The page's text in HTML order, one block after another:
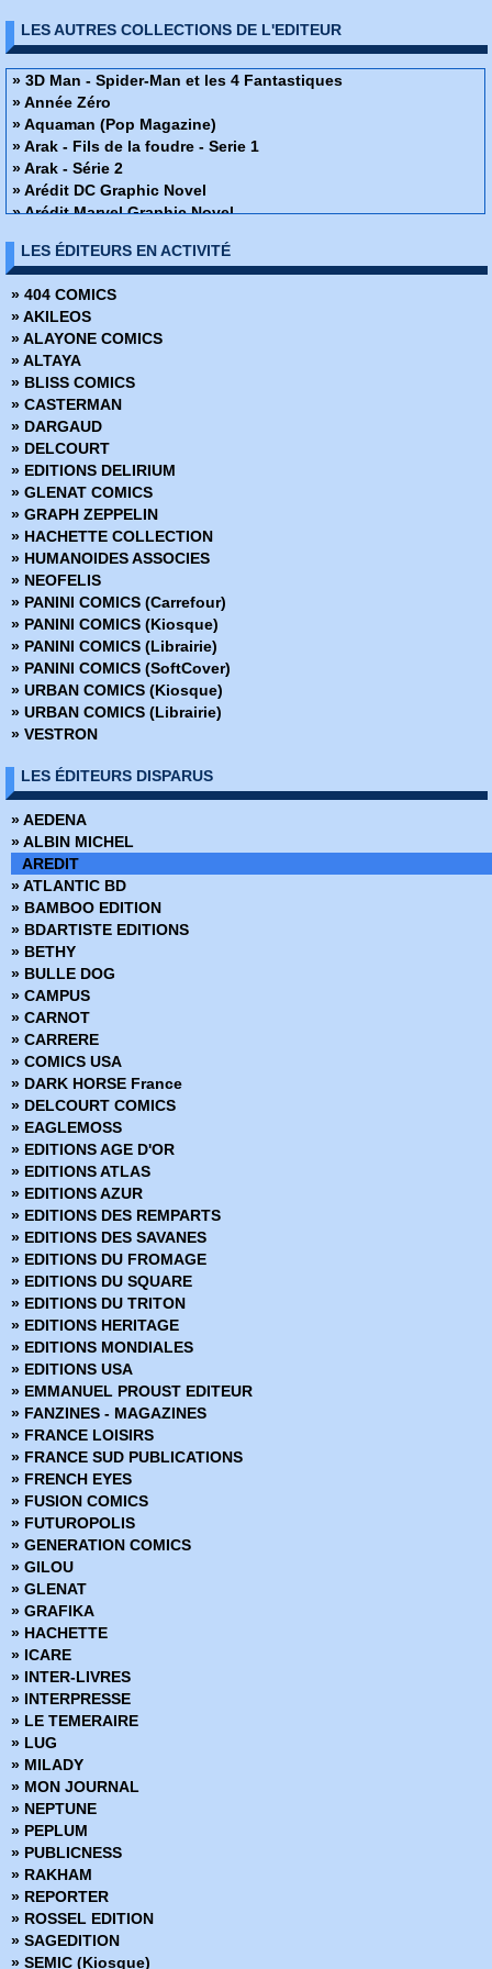
LES AUTRES COLLECTIONS DE L'EDITEUR
» 3D Man - Spider-Man et les 4 Fantastiques
» Année Zéro
» Aquaman (Pop Magazine)
» Arak - Fils de la foudre - Serie 1
» Arak - Série 2
» Arédit DC Graphic Novel
» Arédit Marvel Graphic Novel
» Artima Color Marvel Géant
» Atari Force
» Atom - Artima Color DC Géant
» Atom (Pop Magazine)
» Best of Marvel
» Bomba (Pop Magazine)
» Camelot 3000
» Captain Action (Pop Magazine)
» Captain America - Serie 1
» Captain America - Serie 2
» Captain America Spécial
» Captain Carotte
» Captain Comète et Superman
» Captain Victory
» Comics Parade
» Conan - Pocket NB
» Conan Géant
» Conan Hors Serie
» Conan le barbare - Serie 1
» Conan le barbare - Serie 2
» Conan Pocket Couleur
» Conan Spécial
» DC Flash - Serie 1
» DC Flash spécial
» Démon - Comics Pocket - Serie 1
» Démon - DC Arédit - Serie 2
» Docteur Strange
» Dr Strange Hors Série
» Dracula - Pocket NB
» Dracula le vampire
» Eclipse Comics
» Eclipso - Pocket NB
» Electric Warrior
» Epic
» Et si
» Etranges Aventures
» Faucon Noir - Collection Flash
» Flash
» Flash - Pocket NB - Collection Cosmos Flash
» Flash (Pop Magazine)
» Flash Comics
» Frankenshtein - Pocket NB
» Green Lantern - Pocket NB - Collection Flash
» Green Lantern (Pop Magazine)
» Hercule - Collection Flash Nouvelle Formule
» Hercule - Pocket NB - Collection Flash
» Hex - DC Arédit
» Hulk - Gamma
» Hulk - Pocket Color
» Hulk - Pocket NB
» Hulk (Collection Flash Nouvelle Formule)
» Hulk Géant
» Hulk HS
» Il est Minuit
» Il est Minuit - Comics Pocket Série 1
» Il est Minuit - Comics Pocket Série 2
» Jonah Hex - Arédit DC Couleur
» Jonah Hex - DC Arédit - Pocket NB
» Judge Dredd
» Kamandi - Artima Color DC Superstar
» Kamandi - Comics Pocket
» Kazar
» King Conan
» Kull - Pocket Couleur
» L'Escadron des Etoiles
» L'Inattendu - Comics Pocket
» La Créature du Marais - Arédit DC Couleur - Serie 1
» La Créature du Marais - Artima Color Dc Super Star
» La Légende de Star-Lord
» La Légion des Super-Héros - Artima Dc Color
» La Ligue de Justice - Serie 1 - Artima Dc Color
» La Ligue de Justice - Serie 2 -Dc Arédit
» La Maison du Mystère - Comics Pocket
» Le Fils de Satan - Comics Pocket
» Le Manoir des Fantômes - Artima Color Dc Super Star
» Le Manoir des Fantômes - Comics Pocket
» Le Motard Fantôme
LES ÉDITEURS EN ACTIVITÉ
» 404 COMICS
» AKILEOS
» ALAYONE COMICS
» ALTAYA
» BLISS COMICS
» CASTERMAN
» DARGAUD
» DELCOURT
» EDITIONS DELIRIUM
» GLENAT COMICS
» GRAPH ZEPPELIN
» HACHETTE COLLECTION
» HUMANOIDES ASSOCIES
» NEOFELIS
» PANINI COMICS (Carrefour)
» PANINI COMICS (Kiosque)
» PANINI COMICS (Librairie)
» PANINI COMICS (SoftCover)
» URBAN COMICS (Kiosque)
» URBAN COMICS (Librairie)
» VESTRON
LES ÉDITEURS DISPARUS
» AEDENA
» ALBIN MICHEL
AREDIT
» ATLANTIC BD
» BAMBOO EDITION
» BDARTISTE EDITIONS
» BETHY
» BULLE DOG
» CAMPUS
» CARNOT
» CARRERE
» COMICS USA
» DARK HORSE France
» DELCOURT COMICS
» EAGLEMOSS
» EDITIONS AGE D'OR
» EDITIONS ATLAS
» EDITIONS AZUR
» EDITIONS DES REMPARTS
» EDITIONS DES SAVANES
» EDITIONS DU FROMAGE
» EDITIONS DU SQUARE
» EDITIONS DU TRITON
» EDITIONS HERITAGE
» EDITIONS MONDIALES
» EDITIONS USA
» EMMANUEL PROUST EDITEUR
» FANZINES - MAGAZINES
» FRANCE LOISIRS
» FRANCE SUD PUBLICATIONS
» FRENCH EYES
» FUSION COMICS
» FUTUROPOLIS
» GENERATION COMICS
» GILOU
» GLENAT
» GRAFIKA
» HACHETTE
» ICARE
» INTER-LIVRES
» INTERPRESSE
» LE TEMERAIRE
» LUG
» MILADY
» MON JOURNAL
» NEPTUNE
» PEPLUM
» PUBLICNESS
» RAKHAM
» REPORTER
» ROSSEL EDITION
» SAGEDITION
» SEMIC (Kiosque)